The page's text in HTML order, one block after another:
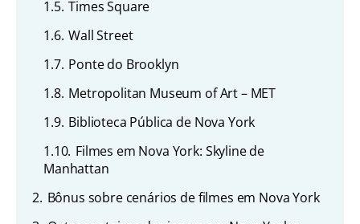
1.5. Times Square
1.6. Wall Street
1.7. Ponte do Brooklyn
1.8. Metropolitan Museum of Art – MET
1.9. Biblioteca Pública de Nova York
1.10. Filmes em Nova York: Skyline de
Manhattan
2. Bônus sobre cenários de filmes em Nova York